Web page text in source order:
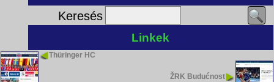
Keresés
Linkek
Thüringer HC
ŽRK Budućnost